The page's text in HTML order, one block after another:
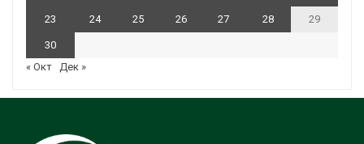
23 24 25 26 27 28 29
30
« Окт
Дек »